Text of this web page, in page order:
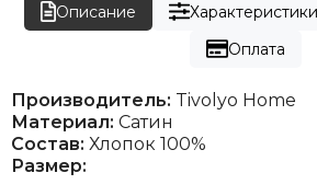
Описание Характеристики
Оплата
Производитель: Tivolyo Home
Материал: Сатин
Состав: Хлопок 100%
Размер: